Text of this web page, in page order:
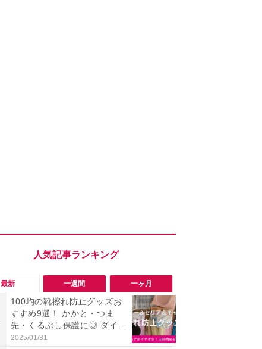
最新 一週間 一ヶ月
100均の靴擦れ防止グッズお
すすめ9選！ かかと・つま
先・くるぶし保護に◎ ダイソ
ー・セリア・キャンドゥ
2025/01/31